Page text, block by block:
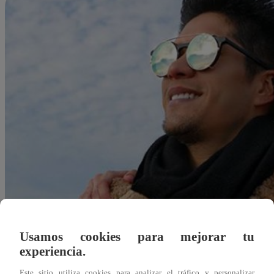
Usamos cookies para mejorar tu
experiencia.